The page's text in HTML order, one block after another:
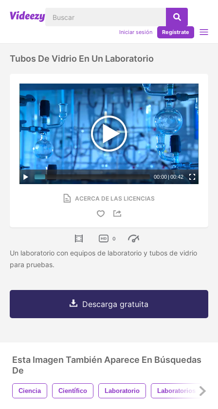
Iniciar sesión Regístrate
Tubos De Vidrio En Un Laboratorio
00:00 | 00:42
ACERCA DE LAS LICENCIAS
0
Un laboratorio con equipos de laboratorio y tubos de vidrio
para pruebas.
Descarga gratuita
Esta Imagen También Aparece En Búsquedas
De
Ciencia Científico Laboratorio Laboratorios